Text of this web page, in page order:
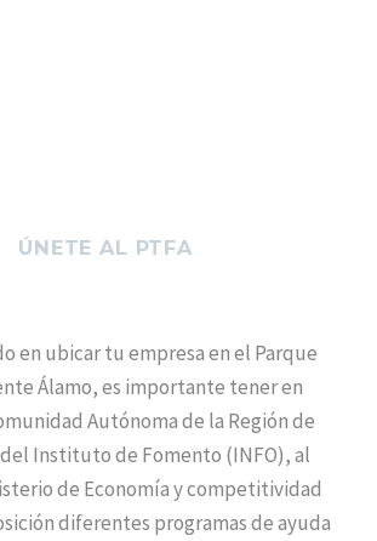
ÚNETE AL PTFA
en ubicar tu empresa en el Parque
Álamo, es importante tener en
Autónoma de la Región de
Instituto de Fomento (INFO), al
de Economía y competitividad
diferentes programas de ayuda